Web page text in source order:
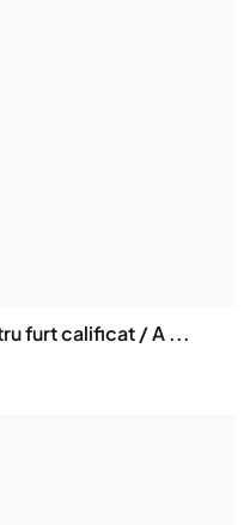
furt calificat / A ...